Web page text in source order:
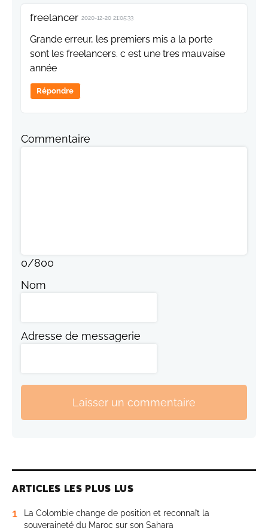
freelancer 2020-12-20 21:05:33
Grande erreur, les premiers mis a la porte
sont les freelancers. c est une tres mauvaise
année
Répondre
Commentaire
0/800
Nom
Adresse de messagerie
Laisser un commentaire
ARTICLES LES PLUS LUS
1
La Colombie change de position et reconnaît la
souveraineté du Maroc sur son Sahara